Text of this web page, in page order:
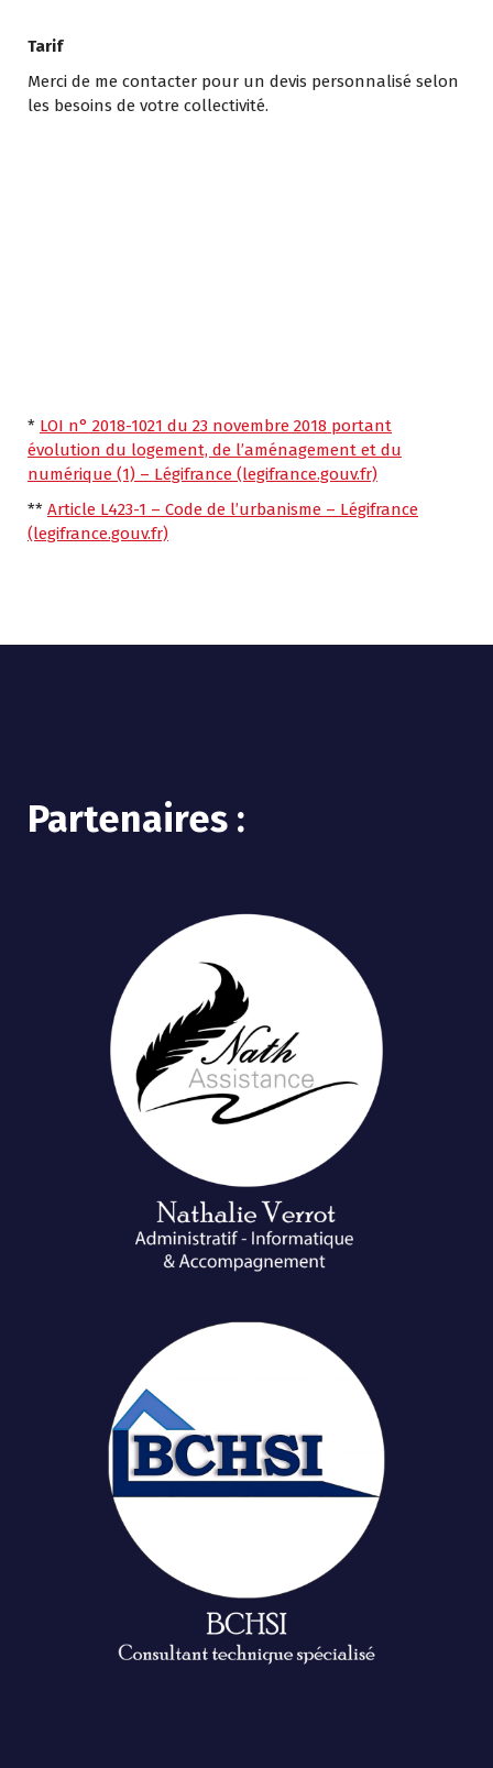
Tarif
Merci de me contacter pour un devis personnalisé selon
les besoins de votre collectivité.
* LOI n° 2018-1021 du 23 novembre 2018 portant
évolution du logement, de l’aménagement et du
numérique (1) – Légifrance (legifrance.gouv.fr)
** Article L423-1 – Code de l’urbanisme – Légifrance
(legifrance.gouv.fr)
Partenaires :